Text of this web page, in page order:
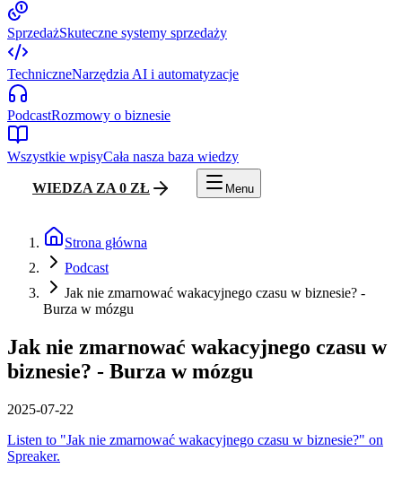
SprzedażSkuteczne systemy sprzedaży
TechniczneNarzędzia AI i automatyzacje
PodcastRozmowy o biznesie
Wszystkie wpisyCała nasza baza wiedzy
WIEDZA ZA 0 ZŁ Menu
Strona główna
Podcast
Jak nie zmarnować wakacyjnego czasu w biznesie? -
Burza w mózgu
Jak nie zmarnować wakacyjnego czasu w
biznesie? - Burza w mózgu
2025-07-22
Listen to "Jak nie zmarnować wakacyjnego czasu w biznesie?" on
Spreaker.